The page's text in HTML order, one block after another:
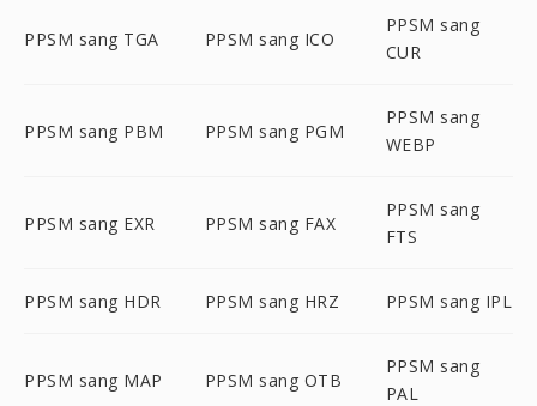
PPSM sang TGA PPSM sang ICO
PPSM sang
CUR
PPSM sang PBM PPSM sang PGM
PPSM sang
WEBP
PPSM sang EXR PPSM sang FAX
PPSM sang
FTS
PPSM sang HDR PPSM sang HRZ PPSM sang IPL
PPSM sang MAP PPSM sang OTB
PPSM sang
PAL